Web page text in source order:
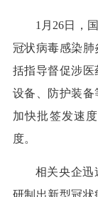
1月26日，
冠状病毒感染
括指导督促涉
设备、防护装备
加快批签发速
度。
相关央企迅